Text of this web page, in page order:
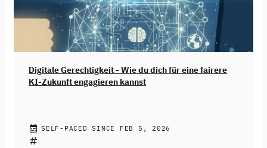
Digitale Gerechtigkeit - Wie du dich für eine fairere
KI-Zukunft engagieren kannst
JENNIFER FRITZ
Künstliche Intelligenz ist längst Teil deines Alltags
SELF-PACED SINCE FEB 5, 2026